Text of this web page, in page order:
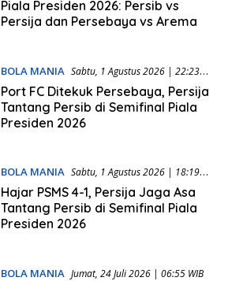
Piala Presiden 2026: Persib vs
Persija dan Persebaya vs Arema
BOLA MANIA Sabtu, 1 Agustus 2026 | 22:23
WIB
Port FC Ditekuk Persebaya, Persija
Tantang Persib di Semifinal Piala
Presiden 2026
BOLA MANIA Sabtu, 1 Agustus 2026 | 18:19
WIB
Hajar PSMS 4-1, Persija Jaga Asa
Tantang Persib di Semifinal Piala
Presiden 2026
BOLA MANIA Jumat, 24 Juli 2026 | 06:55 WIB